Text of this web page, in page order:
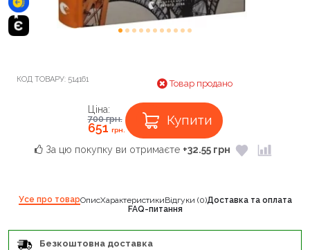
КОД ТОВАРУ: 514161 Товар продано
Ціна:
700грн.
651грн.
Купити
За цю покупку ви отримаєте +32.55 грн
Усе про товарОписХарактеристикиВідгуки (0)Доставка та оплата
FAQ-питання
Безкоштовна доставка